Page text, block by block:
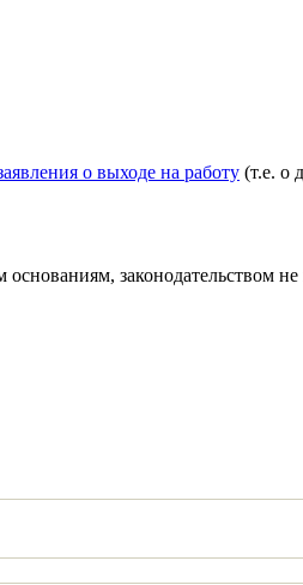
о выходе на работу (т.е. о
законодательством